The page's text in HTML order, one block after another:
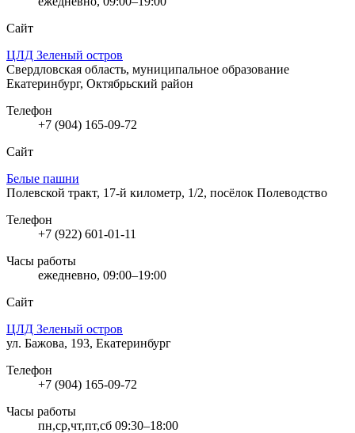
Сайт
ЦЛД Зеленый остров
Свердловская область, муниципальное образование
Екатеринбург, Октябрьский район
Телефон
+7 (904) 165-09-72
Сайт
Белые пашни
Полевской тракт, 17-й километр, 1/2, посёлок Полеводство
Телефон
+7 (922) 601-01-11
Часы работы
ежедневно, 09:00–19:00
Сайт
ЦЛД Зеленый остров
ул. Бажова, 193, Екатеринбург
Телефон
+7 (904) 165-09-72
Часы работы
пн,ср,чт,пт,сб 09:30–18:00